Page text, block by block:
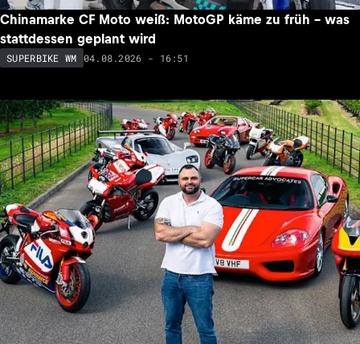
Chinamarke CF Moto weiß: MotoGP käme zu früh – was
stattdessen geplant wird
SUPERBIKE WM 04.08.2026 - 16:51